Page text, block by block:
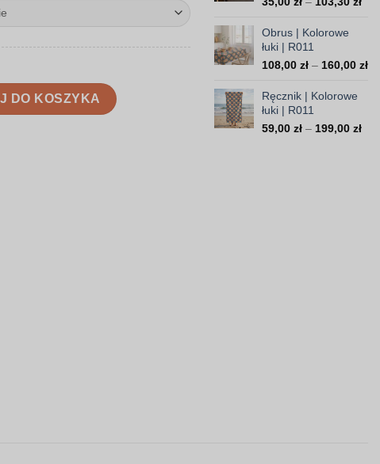
| R011
DO KOSZYKA
do
Obrus | Kolorowe
łuki | R011
108,00 zł – 160,00 zł
Ręcznik | Kolorowe
łuki | R011
59,00 zł – 199,00 zł